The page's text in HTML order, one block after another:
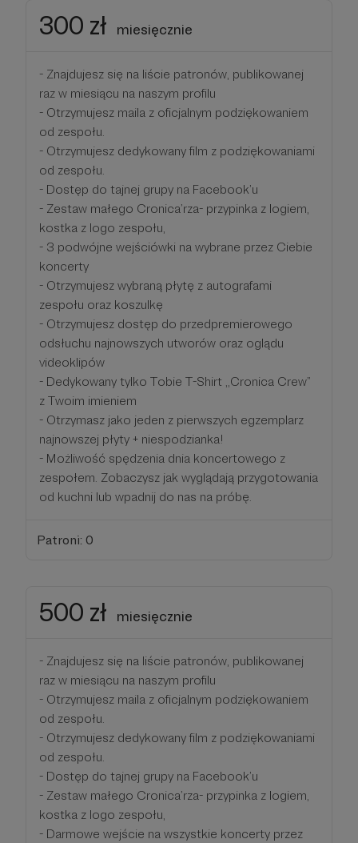
300 zł miesięcznie
- Znajdujesz się na liście patronów, publikowanej
raz w miesiącu na naszym profilu
- Otrzymujesz maila z oficjalnym podziękowaniem
od zespołu.
- Otrzymujesz dedykowany film z podziękowaniami
od zespołu.
- Dostęp do tajnej grupy na Facebook’u
- Zestaw małego Cronica’rza- przypinka z logiem,
kostka z logo zespołu,
- 3 podwójne wejściówki na wybrane przez Ciebie
koncerty
- Otrzymujesz wybraną płytę z autografami
zespołu oraz koszulkę
- Otrzymujesz dostęp do przedpremierowego
odsłuchu najnowszych utworów oraz oglądu
videoklipów
- Dedykowany tylko Tobie T-Shirt ,,Cronica Crew”
z Twoim imieniem
- Otrzymasz jako jeden z pierwszych egzemplarz
najnowszej płyty + niespodzianka!
- Możliwość spędzenia dnia koncertowego z
zespołem. Zobaczysz jak wyglądają przygotowania
od kuchni lub wpadnij do nas na próbę.
Patroni: 0
500 zł miesięcznie
- Znajdujesz się na liście patronów, publikowanej
raz w miesiącu na naszym profilu
- Otrzymujesz maila z oficjalnym podziękowaniem
od zespołu.
- Otrzymujesz dedykowany film z podziękowaniami
od zespołu.
- Dostęp do tajnej grupy na Facebook’u
- Zestaw małego Cronica’rza- przypinka z logiem,
kostka z logo zespołu,
- Darmowe wejście na wszystkie koncerty przez